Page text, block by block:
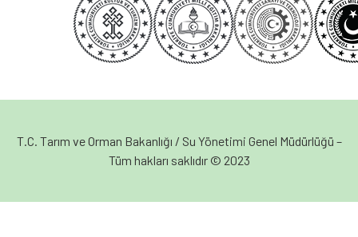
T.C. Tarım ve Orman Bakanlığı / Su Yönetimi Genel Müdürlüğü –
Tüm hakları saklıdır © 2023